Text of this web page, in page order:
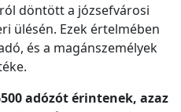
döntött a józsefvárosi
ülésén. Ezek értelmében
és a magánszemélyek
adózót érintenek, azaz